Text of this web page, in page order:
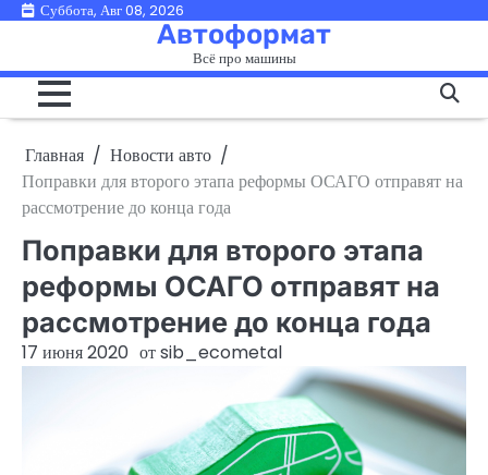
ПерейтиСуббота, Авг 08, 2026
Автоформат
Всё про машины
Главная
Новости авто
Поправки для второго этапа реформы ОСАГО отправят на
рассмотрение до конца года
Поправки для второго этапа
реформы ОСАГО отправят на
рассмотрение до конца года
17 июня 2020 отsib_ecometal